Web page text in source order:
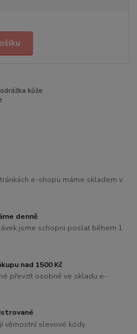
kůže
e-shopu máme skladem v
denně
jsme schopni poslat během 1
nad 1500 Kč
převzít osobně ve skladu e-
věrnostní slevové kódy